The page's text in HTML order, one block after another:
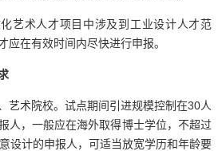
艺术人才项目中涉及到工业设计人才范
应在有效时间内尽快进行申报。
艺术院校。试点期间引进规模控制在30人
人，一般应在海外取得博士学位，不超过
设计的申报人，可适当放宽学历和年龄要